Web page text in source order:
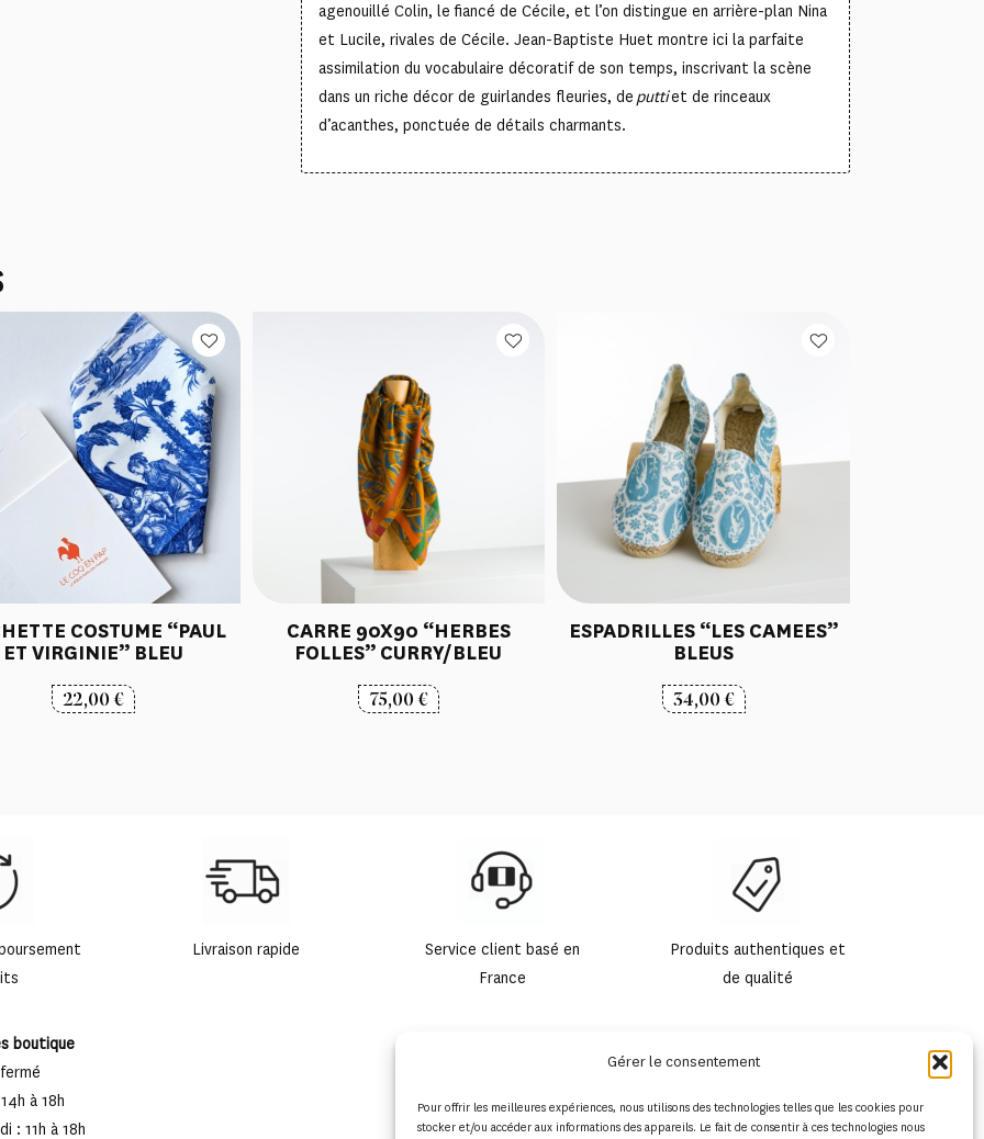
Gérer le consentement
Pour offrir les meilleures expériences, nous utilisons des technologies telles que les cookies pour
stocker et/ou accéder aux informations des appareils. Le fait de consentir à ces technologies nous
agenouillé Colin, le fiancé de Cécile, et l’on distingue en arrière-plan Nina
et Lucile, rivales de Cécile. Jean-Baptiste Huet montre ici la parfaite
assimilation du vocabulaire décoratif de son temps, inscrivant la scène
dans un riche décor de guirlandes fleuries, de puttiet de rinceaux
d’acanthes, ponctuée de détails charmants.
COSTUME “PAUL
ET VIRGINIE” BLEU
22,00€
CARRE 90X90 “HERBES
FOLLES” CURRY/BLEU
75,00€
ESPADRILLES “LES CAMEES”
BLEUS
34,00€
Livraison rapide
Service client basé en
France
Produits authentiques et
de qualité
boutique
à 18h
: 11h à 18h